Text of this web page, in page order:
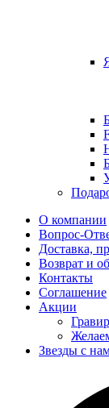
О компании
Вопрос-
Доставка,
Возврат и
Контакты
Соглашение
Акции
Звезды с